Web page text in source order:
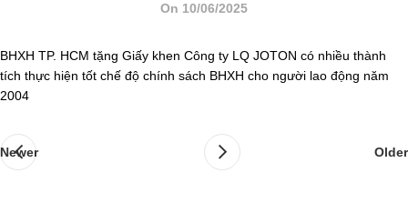
On 10/06/2025
BHXH TP. HCM tặng Giấy khen Công ty LQ JOTON có nhiều thành
tích thực hiện tốt chế độ chính sách BHXH cho người lao động năm
2004
Newer Older